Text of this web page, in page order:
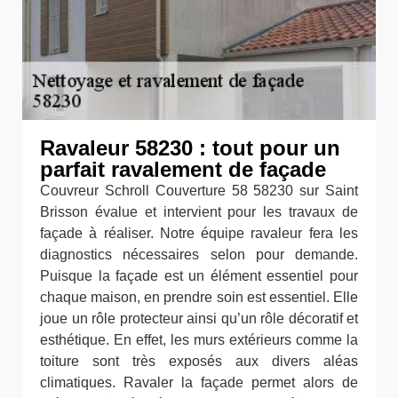
Ravaleur 58230 : tout pour un
parfait ravalement de façade
Couvreur Schroll Couverture 58 58230 sur Saint
Brisson évalue et intervient pour les travaux de
façade à réaliser. Notre équipe ravaleur fera les
diagnostics nécessaires selon pour demande.
Puisque la façade est un élément essentiel pour
chaque maison, en prendre soin est essentiel. Elle
joue un rôle protecteur ainsi qu’un rôle décoratif et
esthétique. En effet, les murs extérieurs comme la
toiture sont très exposés aux divers aléas
climatiques. Ravaler la façade permet alors de